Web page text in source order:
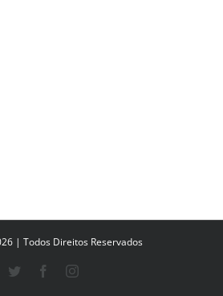
| Todos Direitos Reservados
Twitter FacebookInstagram